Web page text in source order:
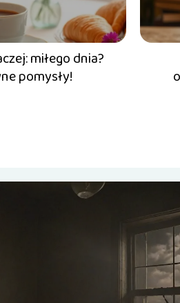
miłego dnia?
pomysły!